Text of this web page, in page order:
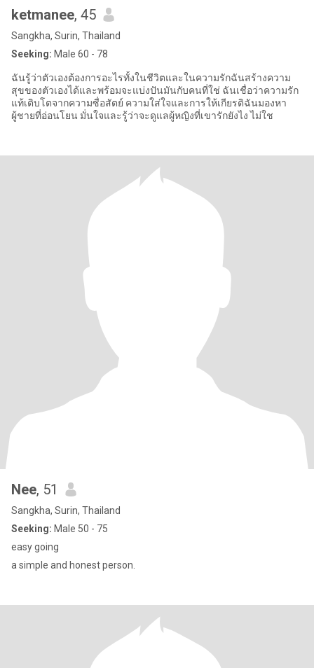
ketmanee, 45
Sangkha, Surin, Thailand
Seeking: Male 60 - 78
ฉันรู้ว่าตัวเองต้องการอะไรทั้งในชีวิตและในความรักฉันสร้างความ
สุขของตัวเองได้และพร้อมจะแบ่งปันมันกับคนที่ใช่ ฉันเชื่อว่าความรัก
แท้เติบโตจากความซื่อสัตย์ ความใส่ใจและการให้เกียรติฉันมองหา
ผู้ชายที่อ่อนโยน มั่นใจและรู้ว่าจะดูแลผู้หญิงที่เขารักยังไง ไม่ใช
Nee, 51
Sangkha, Surin, Thailand
Seeking: Male 50 - 75
easy going
a simple and honest person.